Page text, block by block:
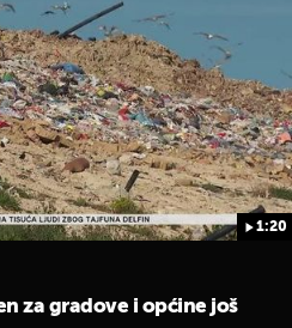
1:20
za gradove i općine još